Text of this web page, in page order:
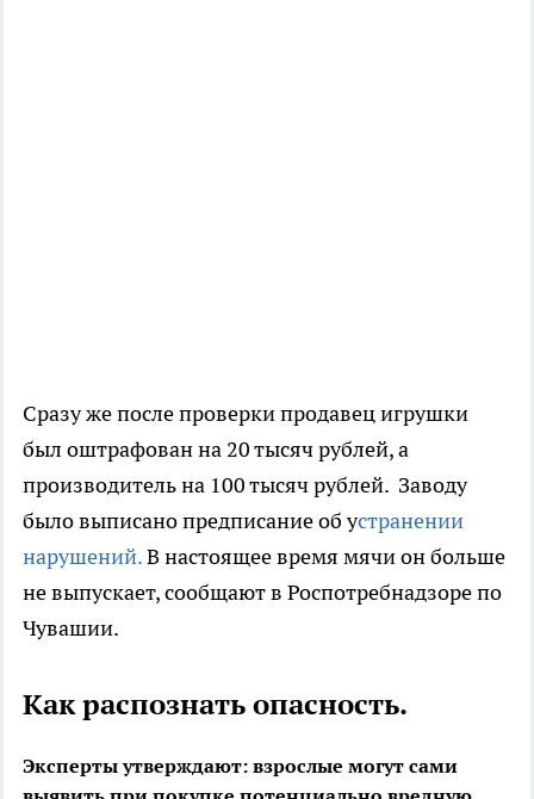
Сразу же после проверки продавец игрушки
был оштрафован на 20 тысяч рублей, а
производитель на 100 тысяч рублей. Заводу
было выписано предписание об устранении
нарушений.В настоящее время мячи он больше
не выпускает, сообщают в Роспотребнадзоре по
Чувашии.
Как распознать опасность.
Эксперты утверждают: взрослые могут сами